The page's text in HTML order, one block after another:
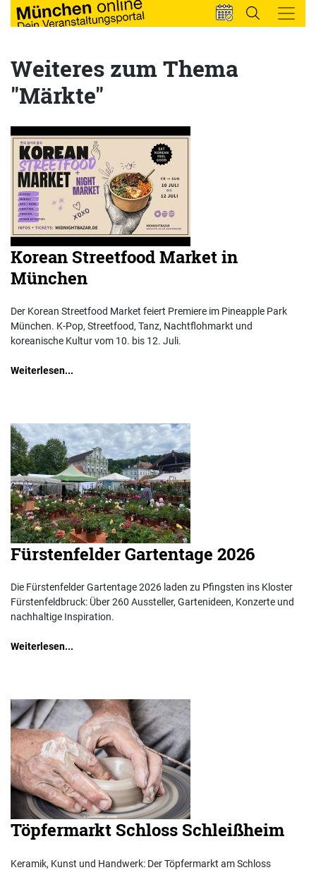
Weiteres zum Thema
"Märkte"
Korean Streetfood Market in
München
Der Korean Streetfood Market feiert Premiere im Pineapple Park
München. K-Pop, Streetfood, Tanz, Nachtflohmarkt und
koreanische Kultur vom 10. bis 12. Juli.
Weiterlesen...
Fürstenfelder Gartentage 2026
Die Fürstenfelder Gartentage 2026 laden zu Pfingsten ins Kloster
Fürstenfeldbruck: Über 260 Aussteller, Gartenideen, Konzerte und
nachhaltige Inspiration.
Weiterlesen...
Töpfermarkt Schloss Schleißheim
Keramik, Kunst und Handwerk: Der Töpfermarkt am Schloss